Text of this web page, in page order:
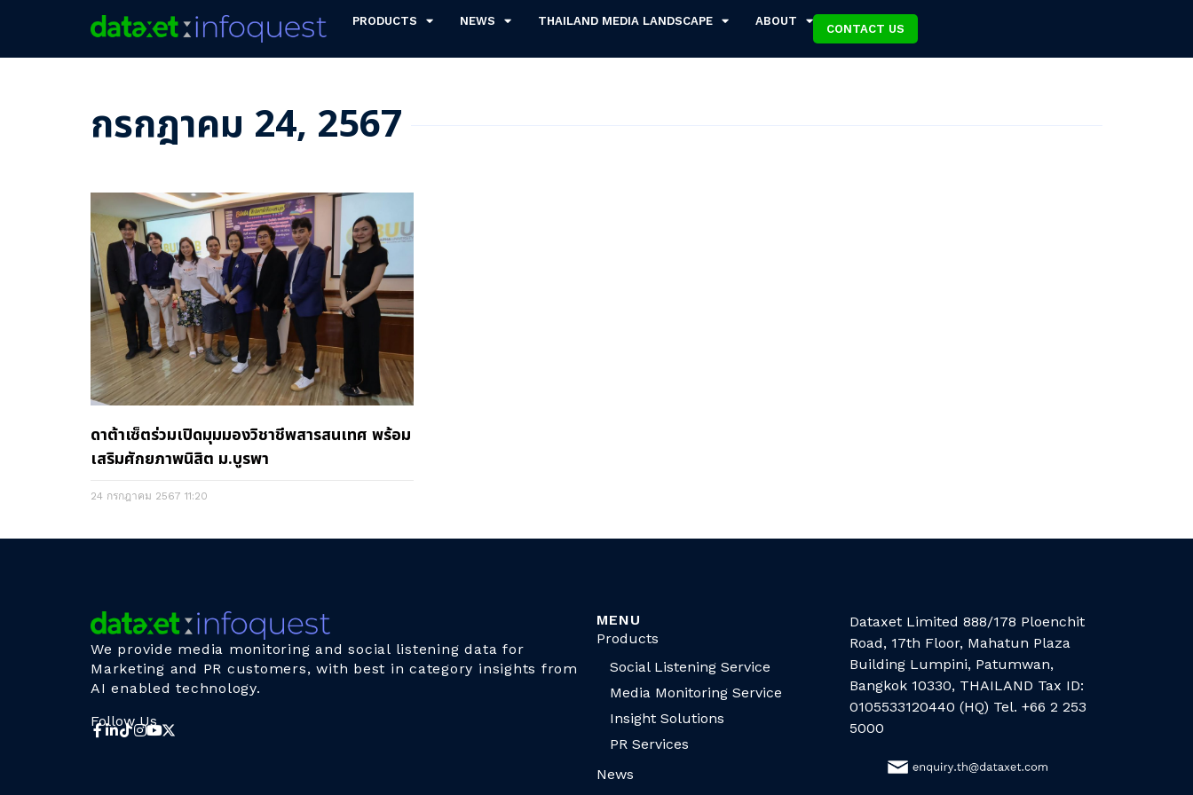
PRODUCTS NEWS THAILAND MEDIA LANDSCAPE ABOUT
CONTACT US
กรกฎาคม 24, 2567
ดาต้าเซ็ตร่วมเปิดมุมมองวิชาชีพสารสนเทศ พร้อม
เสริมศักยภาพนิสิต ม.บูรพา
24 กรกฎาคม 2567 11:20
We provide media monitoring and social listening data for
Marketing and PR customers, with best in category insights from
AI enabled technology.
Follow Us
MENU
Products
Social Listening Service
Media Monitoring Service
Insight Solutions
PR Services
News
Dataxet Limited 888/178 Ploenchit
Road, 17th Floor, Mahatun Plaza
Building Lumpini, Patumwan,
Bangkok 10330, THAILAND Tax ID:
0105533120440 (HQ) Tel. +66 2 253
5000